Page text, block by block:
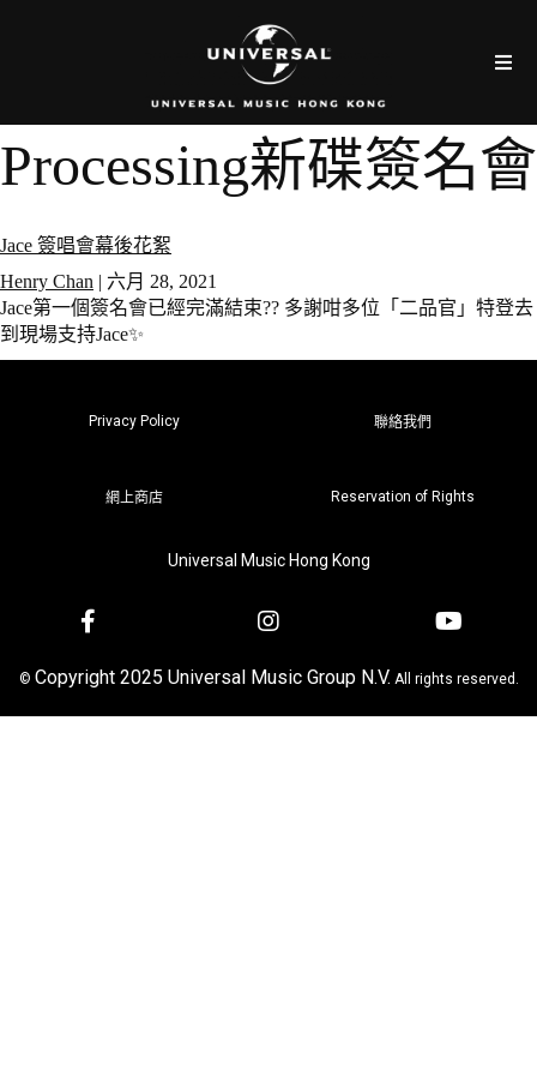
Processing新碟簽名會
Jace 簽唱會幕後花絮
Henry Chan | 六月 28, 2021
Jace第一個簽名會已經完滿結束?? 多謝咁多位「二品官」特登去
到現場支持Jace✨
Privacy Policy 聯絡我們
網上商店 Reservation of Rights
Universal Music Hong Kong
© Copyright 2025 Universal Music Group N.V. All rights reserved.